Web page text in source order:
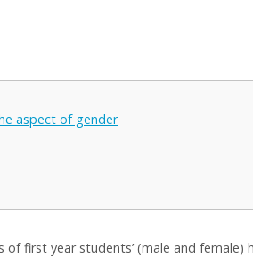
aspect of gender
of first year students’ (male and female)